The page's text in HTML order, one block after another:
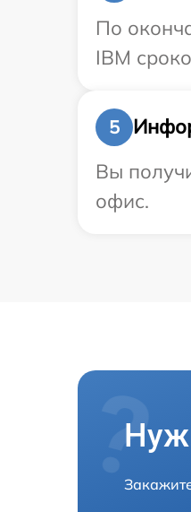
По
IBM
5
Вы
офис.